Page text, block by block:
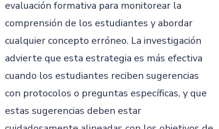
evaluación formativa para monitorear la
comprensión de los estudiantes y abordar
cualquier concepto erróneo. La investigación
advierte que esta estrategia es más efectiva
cuando los estudiantes reciben sugerencias
con protocolos o preguntas específicas, y que
estas sugerencias deben estar